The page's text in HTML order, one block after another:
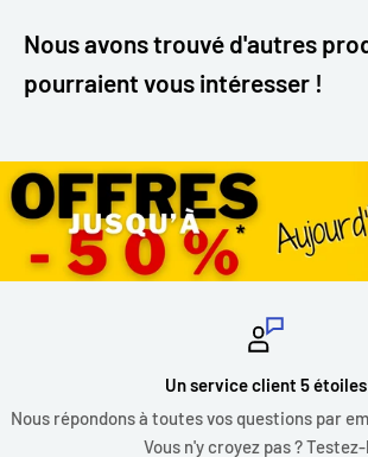
Nous avons trouvé d'autres
pourraient vous intéresser !
Un service client 5 étoiles
Nous répondons à toutes vos questions par
Vous n'y croyez pas ?